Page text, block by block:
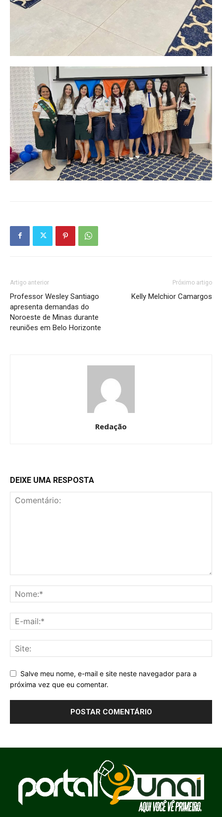
Artigo anterior
Professor Wesley Santiago
apresenta demandas do
Noroeste de Minas durante
reuniões em Belo Horizonte
Próximo artigo
Kelly Melchior Camargos
Redação
DEIXE UMA RESPOSTA
Salve meu nome, e-mail e site neste navegador para a
próxima vez que eu comentar.